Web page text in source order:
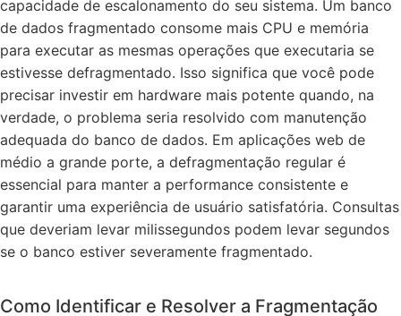
capacidade de escalonamento do seu sistema. Um banco
de dados fragmentado consome mais CPU e memória
para executar as mesmas operações que executaria se
estivesse defragmentado. Isso significa que você pode
precisar investir em hardware mais potente quando, na
verdade, o problema seria resolvido com manutenção
adequada do banco de dados. Em aplicações web de
médio a grande porte, a defragmentação regular é
essencial para manter a performance consistente e
garantir uma experiência de usuário satisfatória. Consultas
que deveriam levar milissegundos podem levar segundos
se o banco estiver severamente fragmentado.
Como Identificar e Resolver a Fragmentação